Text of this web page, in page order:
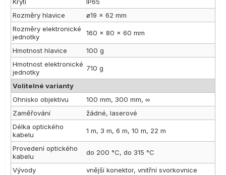
Rozměry hlavice
ø19 × 62 mm
Rozměry elektronické
jednotky
160 × 80 × 60 mm
Hmotnost hlavice
100 g
Hmotnost elektronické
jednotky
710 g
Volitelné varianty
Ohnisko objektivu
100 mm, 300 mm, ∞
Zaměřování
žádné, laserové
Délka optického
kabelu
1 m, 3 m, 6 m, 10 m, 22 m
Provedení optického
kabelu
do 200 °C, do 315 °C
Vývody
vnější konektor, vnitřní svorkovnice